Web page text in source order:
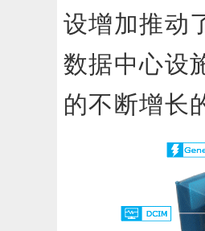
设增加推动
数据中心设
的不断增长